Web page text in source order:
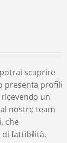
scoprire
presenta profili
un
nostro team
che
di fattibilità.